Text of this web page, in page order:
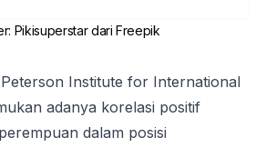
: Pikisuperstar dari Freepik
Institute for International
adanya korelasi positif
dalam posisi